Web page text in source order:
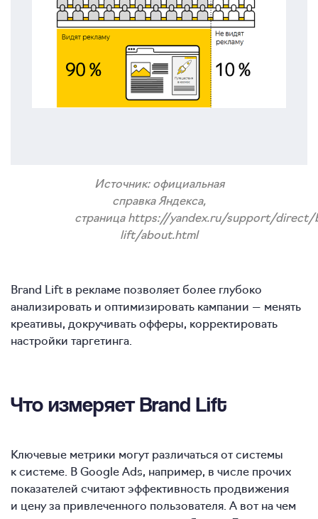
Источник: официальная
справка Яндекса,
страница https://yandex.ru/support/direct/
lift/about.html
Brand Lift в рекламе позволяет более глубоко
анализировать и оптимизировать кампании — менять
креативы, докручивать офферы, корректировать
настройки таргетинга.
Что измеряет Brand Lift
Ключевые метрики могут различаться от системы
к системе. В Google Ads, например, в числе прочих
показателей считают эффективность продвижения
и цену за привлеченного пользователя. А вот на чем